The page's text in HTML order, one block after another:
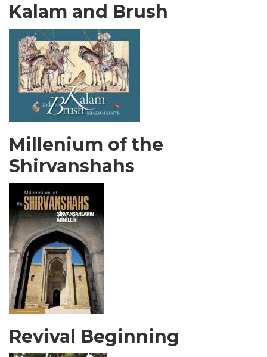
Kalam and Brush
Millenium of the
Shirvanshahs
Revival Beginning